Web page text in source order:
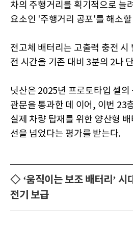
차의 주행거리를 획기적으로 늘
요소인 '주행거리 공포'를 해소
전고체 배터리는 고출력 충전 시
전 시간을 기존 대비 3분의 2나
닛산은 2025년 프로토타입 셀의
관문을 통과한 데 이어, 이번 23
실제 차량 탑재를 위한 양산형
선을 넘었다는 평가를 받는다.
◇ ‘움직이는 보조 배터리’
전기 보급